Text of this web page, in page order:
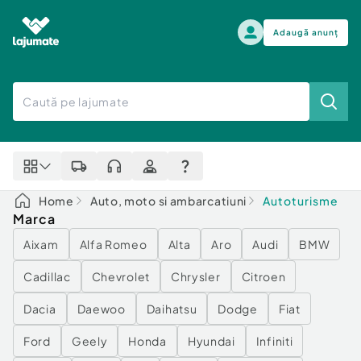
Adaugă anunț
Alege categoria
Toate Anunturile
Auto, moto si ambarcatiuni
Imobiliare
Electronice si electrocasnice
Casa si gradina
Piese auto
Mama si copilul
Moda si frumusete
Sport, timp liber, arta
Agro si Industrie
Autoturisme
Anvelope si Jante
Alege dupa sezon
Scutere - ATV - UTV
Autoutilitare
Ambarcatiuni
Camioane - Rulote - Remorci
Motociclete
Home Auto, moto si ambarcatiuni Autoturisme
Marca
Aixam Alfa Romeo Alta Aro Audi BMW
Cadillac Chevrolet Chrysler Citroen
Dacia Daewoo Daihatsu Dodge Fiat
Ford Geely Honda Hyundai Infiniti